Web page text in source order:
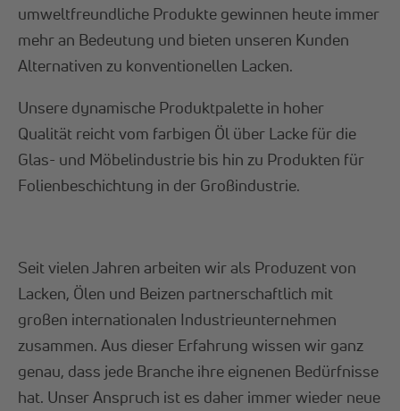
umweltfreundliche Produkte gewinnen heute immer
mehr an Bedeutung und bieten unseren Kunden
Alternativen zu konventionellen Lacken.
Unsere dynamische Produktpalette in hoher
Qualität reicht vom farbigen Öl über Lacke für die
Glas- und Möbelindustrie bis hin zu Produkten für
Folienbeschichtung in der Großindustrie.
Seit vielen Jahren arbeiten wir als Produzent von
Lacken, Ölen und Beizen partnerschaftlich mit
großen internationalen Industrieunternehmen
zusammen. Aus dieser Erfahrung wissen wir ganz
genau, dass jede Branche ihre eignenen Bedürfnisse
hat. Unser Anspruch ist es daher immer wieder neue